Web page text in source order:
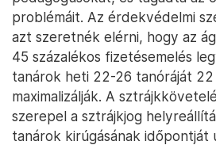
problémáit. Az érdekvédelmi
azt szeretnék elérni, hogy az
45 százalékos fizetésemelés
tanárok heti 22-26 tanóráját
maximalizálják. A
szerepel a sztrájkjog
tanárok kirúgásának időpontját